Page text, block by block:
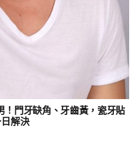
！門牙缺角、牙齒黃，瓷牙貼
解決